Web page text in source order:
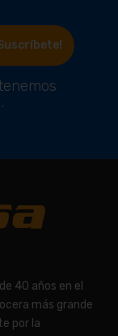
40 años en el
más grande
por la